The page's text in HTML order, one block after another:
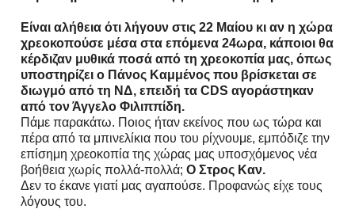
Είναι αλήθεια ότι λήγουν στις 22 Μαίου κι αν η χώρα
χρεοκοπούσε μέσα στα επόμενα 24ωρα, κάποιοι θα
κέρδιζαν μυθικά ποσά από τη χρεοκοπία μας, όπως
υποστηρίζει ο Πάνος Καμμένος που βρίσκεται σε
διωγμό από τη ΝΔ, επειδή τα CDS αγοράστηκαν
από τον Άγγελο Φιλιππίδη.
Πάμε παρακάτω. Ποιος ήταν εκείνος που ως τώρα και
πέρα από τα μπινελίκια που του ρίχνουμε, εμπόδιζε την
επίσημη χρεοκοπία της χώρας μας υποσχόμενος νέα
βοήθεια χωρίς πολλά-πολλά; Ο Στρος Καν.
Δεν το έκανε γιατί μας αγαπούσε. Προφανώς είχε τους
λόγους του.